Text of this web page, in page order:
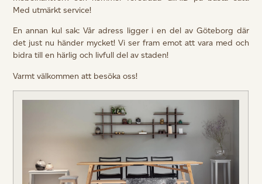
Med utmärkt service!
En annan kul sak: Vår adress ligger i en del av Göteborg där
det just nu händer mycket! Vi ser fram emot att vara med och
bidra till en härlig och livfull del av staden!
Varmt välkommen att besöka oss!